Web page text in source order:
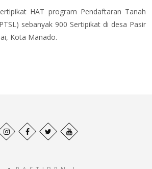
HAT program Pendaftaran Tanah
sebanyak 900 Sertipikat di desa Pasir
Kota Manado.
Behance
profile
Facebook
profile
Twitter
profile
Pinterest